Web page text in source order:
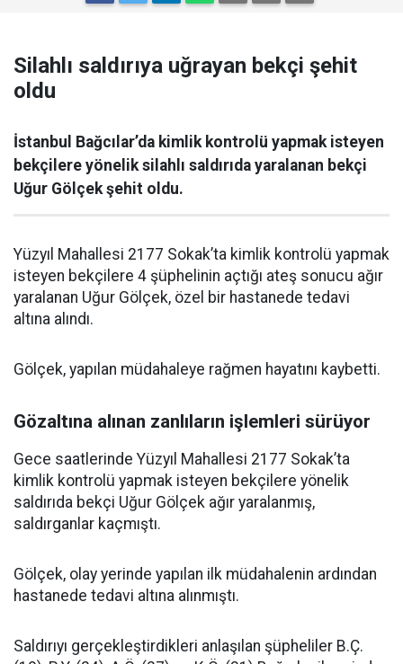
Silahlı saldırıya uğrayan bekçi şehit
oldu
İstanbul Bağcılar’da kimlik kontrolü yapmak isteyen
bekçilere yönelik silahlı saldırıda yaralanan bekçi
Uğur Gölçek şehit oldu.
Yüzyıl Mahallesi 2177 Sokak’ta kimlik kontrolü yapmak
isteyen bekçilere 4 şüphelinin açtığı ateş sonucu ağır
yaralanan Uğur Gölçek, özel bir hastanede tedavi
altına alındı.
Gölçek, yapılan müdahaleye rağmen hayatını kaybetti.
Gözaltına alınan zanlıların işlemleri sürüyor
Gece saatlerinde Yüzyıl Mahallesi 2177 Sokak’ta
kimlik kontrolü yapmak isteyen bekçilere yönelik
saldırıda bekçi Uğur Gölçek ağır yaralanmış,
saldırganlar kaçmıştı.
Gölçek, olay yerinde yapılan ilk müdahalenin ardından
hastanede tedavi altına alınmıştı.
Saldırıyı gerçekleştirdikleri anlaşılan şüpheliler B.Ç.